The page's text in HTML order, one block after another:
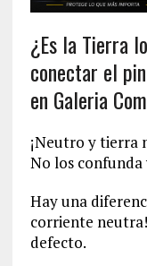
¿Es la Tierra
conectar el
en Galeria
¡Neutro y tierra
No los
Hay una
corriente
defecto.